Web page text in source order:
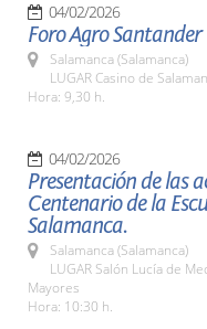
04/02/2026
Foro Agro Santander
Salamanca (Salamanca)
LUGAR Casino de
Hora: 9,30 h.
04/02/2026
Presentación de las
Centenario de la
Salamanca.
Salamanca (Salamanca)
LUGAR Salón Lucía de
Mayores
Hora: 10:30 h.